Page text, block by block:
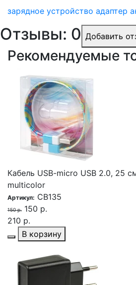
зарядное устройство адаптер
Отзывы: 0 Добавить
Рекомендуемые
Кабель USB-micro USB 2.0, 25
multicolor
Артикул: CB135
150 р. 150 р.
210 р.
В корзину